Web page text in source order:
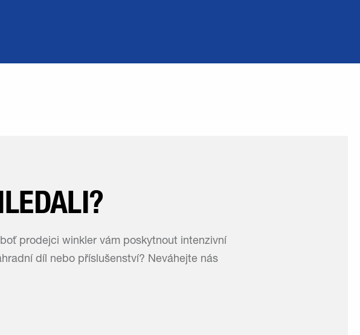
prodejci winkler vám poskytnout intenzivní
díl nebo příslušenství? Neváhejte nás